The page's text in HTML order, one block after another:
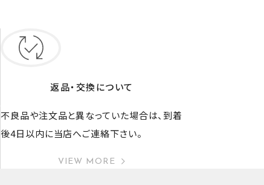
返品・交換について
不良品や注文品と異なっていた場合は、到着
後4日以内に当店へご連絡下さい。
VIEW MORE